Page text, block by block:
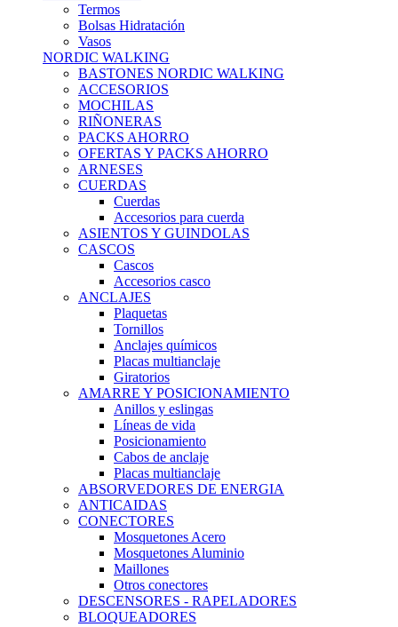
Termos
Bolsas Hidratación
Vasos
NORDIC WALKING
BASTONES NORDIC WALKING
ACCESORIOS
MOCHILAS
RIÑONERAS
PACKS AHORRO
OFERTAS Y PACKS AHORRO
ARNESES
CUERDAS
Cuerdas
Accesorios para cuerda
ASIENTOS Y GUINDOLAS
CASCOS
Cascos
Accesorios casco
ANCLAJES
Plaquetas
Tornillos
Anclajes químicos
Placas multianclaje
Giratorios
AMARRE Y POSICIONAMIENTO
Anillos y eslingas
Líneas de vida
Posicionamiento
Cabos de anclaje
Placas multianclaje
ABSORVEDORES DE ENERGIA
ANTICAIDAS
CONECTORES
Mosquetones Acero
Mosquetones Aluminio
Maillones
Otros conectores
DESCENSORES - RAPELADORES
BLOQUEADORES